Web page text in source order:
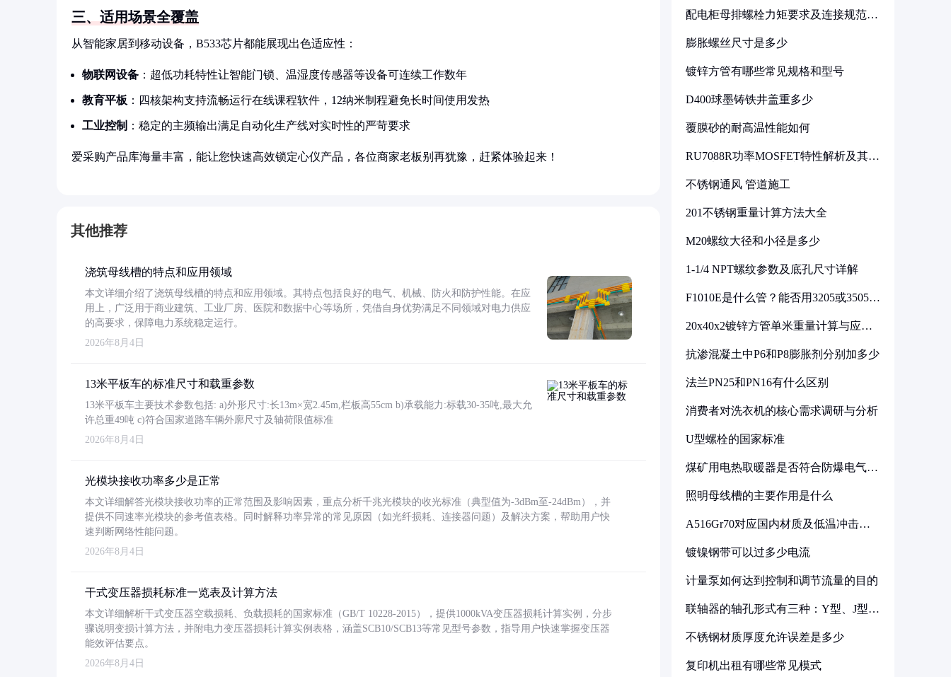
三、适用场景全覆盖
从智能家居到移动设备，B533芯片都能展现出色适应性：
物联网设备 ：超低功耗特性让智能门锁、温湿度传感器等设备可连续工作数年
教育平板 ：四核架构支持流畅运行在线课程软件，12纳米制程避免长时间使用发热
工业控制 ：稳定的主频输出满足自动化生产线对实时性的严苛要求
爱采购产品库海量丰富，能让您快速高效锁定心仪产品，各位商家老板别再犹豫，赶紧体验起来！
其他推荐
浇筑母线槽的特点和应用领域
本文详细介绍了浇筑母线槽的特点和应用领域。其特点包括良好的电气、机械、防火和防护性能。在应
用上，广泛用于商业建筑、工业厂房、医院和数据中心等场所，凭借自身优势满足不同领域对电力供应
的高要求，保障电力系统稳定运行。
2026年8月4日
13米平板车的标准尺寸和载重参数
13米平板车主要技术参数包括: a)外形尺寸:长13m×宽2.45m,栏板高55cm b)承载能力:标载30-35吨,最大允
许总重49吨 c)符合国家道路车辆外廓尺寸及轴荷限值标准
2026年8月4日
光模块接收功率多少是正常
本文详细解答光模块接收功率的正常范围及影响因素，重点分析千兆光模块的收光标准（典型值为-3dBm至-24dBm），并
提供不同速率光模块的参考值表格。同时解释功率异常的常见原因（如光纤损耗、连接器问题）及解决方案，帮助用户快
速判断网络性能问题。
2026年8月4日
干式变压器损耗标准一览表及计算方法
本文详细解析干式变压器空载损耗、负载损耗的国家标准（GB/T 10228-2015），提供1000kVA变压器损耗计算实例，分步
骤说明变损计算方法，并附电力变压器损耗计算实例表格，涵盖SCB10/SCB13等常见型号参数，指导用户快速掌握变压器
能效评估要点。
2026年8月4日
配电柜母排螺栓力矩要求及连接规范详
膨胀螺丝尺寸是多少
镀锌方管有哪些常见规格和型号
D400球墨铸铁井盖重多少
覆膜砂的耐高温性能如何
RU7088R功率MOSFET特性解析及其在
不锈钢通风 管道施工
201不锈钢重量计算方法大全
M20螺纹大径和小径是多少
1-1/4 NPT螺纹参数及底孔尺寸详解
F1010E是什么管？能否用3205或3505代
20x40x2镀锌方管单米重量计算与应用
抗渗混凝土中P6和P8膨胀剂分别加多少
法兰PN25和PN16有什么区别
消费者对洗衣机的核心需求调研与分析
U型螺栓的国家标准
煤矿用电热取暖器是否符合防爆电气设
照明母线槽的主要作用是什么
A516Gr70对应国内材质及低温冲击要
镀镍钢带可以过多少电流
计量泵如何达到控制和调节流量的目的
联轴器的轴孔形式有三种：Y型、J型、
不锈钢材质厚度允许误差是多少
复印机出租有哪些常见模式